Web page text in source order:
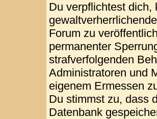
Du verpflichtest dich,
Forum zu
permanenter
strafverfolgenden
Administratoren und
eigenem Ermessen
Du stimmst zu, dass
Datenbank